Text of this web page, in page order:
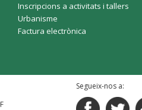
Inscripcions a activitats i tallers
Urbanisme
Factura electrònica
Segueix-nos a: